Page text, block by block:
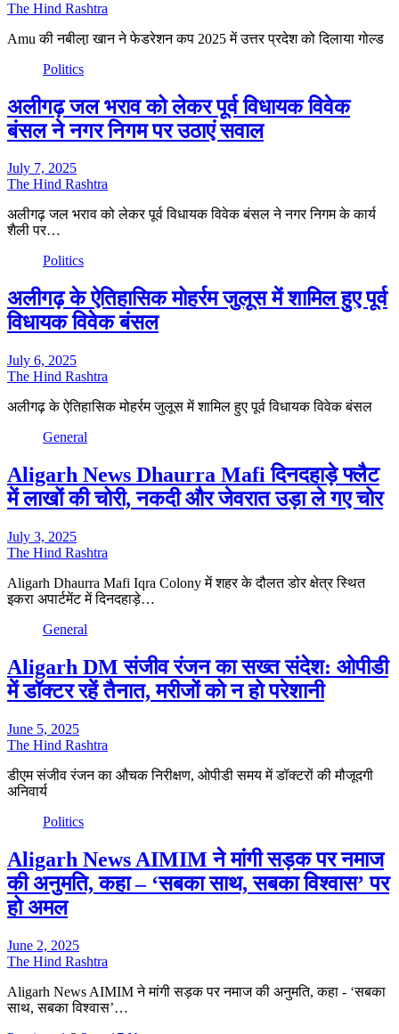
The Hind Rashtra
Amu की नबीला़ खान ने फेडरेशन कप 2025 में उत्तर प्रदेश को दिलाया गोल्ड
Politics
अलीगढ़ जल भराव को लेकर पूर्व विधायक विवेक
बंसल ने नगर निगम पर उठाएं सवाल
July 7, 2025
The Hind Rashtra
अलीगढ़ जल भराव को लेकर पूर्व विधायक विवेक बंसल ने नगर निगम के कार्य
शैली पर…
Politics
अलीगढ़ के ऐतिहासिक मोहर्रम जुलूस में शामिल हुए पूर्व
विधायक विवेक बंसल
July 6, 2025
The Hind Rashtra
अलीगढ़ के ऐतिहासिक मोहर्रम जुलूस में शामिल हुए पूर्व विधायक विवेक बंसल
General
Aligarh News Dhaurra Mafi दिनदहाड़े फ्लैट
में लाखों की चोरी, नकदी और जेवरात उड़ा ले गए चोर
July 3, 2025
The Hind Rashtra
Aligarh Dhaurra Mafi Iqra Colony में शहर के दौलत डोर क्षेत्र स्थित
इकरा अपार्टमेंट में दिनदहाड़े…
General
Aligarh DM संजीव रंजन का सख्त संदेश: ओपीडी
में डॉक्टर रहें तैनात, मरीजों को न हो परेशानी
June 5, 2025
The Hind Rashtra
डीएम संजीव रंजन का औचक निरीक्षण, ओपीडी समय में डॉक्टरों की मौजूदगी
अनिवार्य
Politics
Aligarh News AIMIM ने मांगी सड़क पर नमाज
की अनुमति, कहा – ‘सबका साथ, सबका विश्वास’ पर
हो अमल
June 2, 2025
The Hind Rashtra
Aligarh News AIMIM ने मांगी सड़क पर नमाज की अनुमति, कहा - ‘सबका
साथ, सबका विश्वास’…